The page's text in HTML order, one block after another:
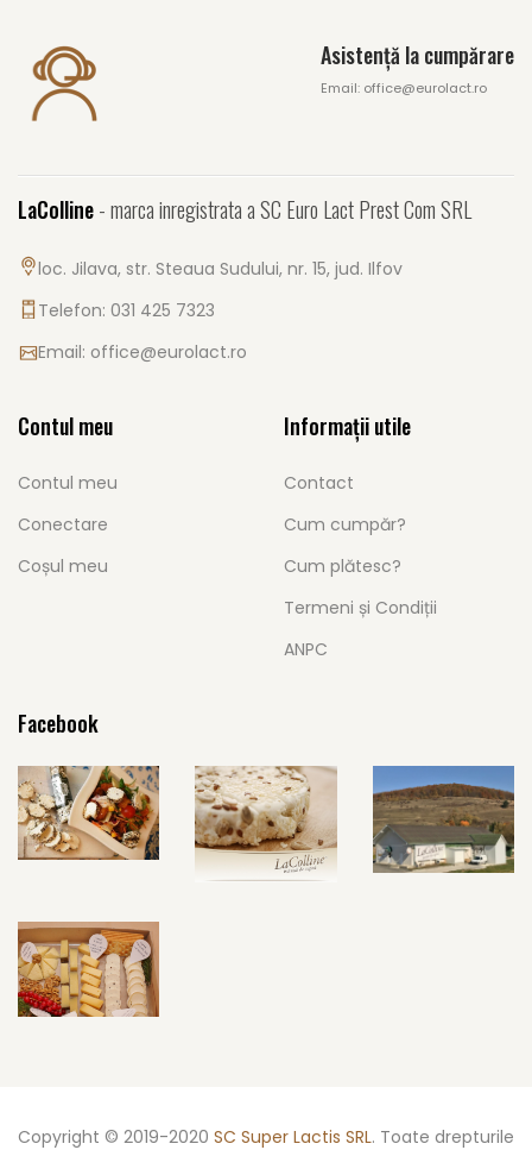
Asistență la cumpărare
Email: office@eurolact.ro
LaColline- marca inregistrata a SC Euro Lact Prest Com SRL
loc. Jilava, str. Steaua Sudului, nr. 15, jud. Ilfov
Telefon: 031 425 7323
Email: office@eurolact.ro
Contul meu
Contul meu
Conectare
Coșul meu
Informații utile
Contact
Cum cumpăr?
Cum plătesc?
Termeni și Condiții
ANPC
Facebook
Copyright © 2019-2020 SC Super Lactis SRL. Toate drepturile